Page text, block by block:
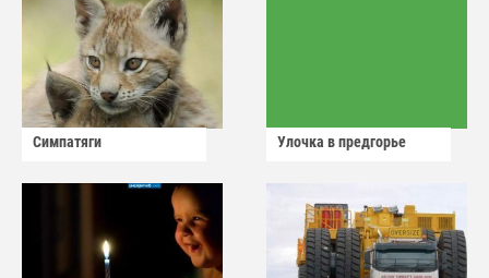
Симпатяги Улочка в предгорье